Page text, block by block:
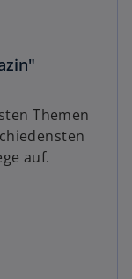
Themen
auf.